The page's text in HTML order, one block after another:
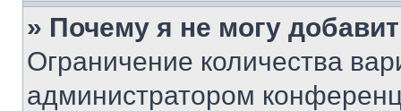
» Почему я не могу
Ограничение количества
администратором